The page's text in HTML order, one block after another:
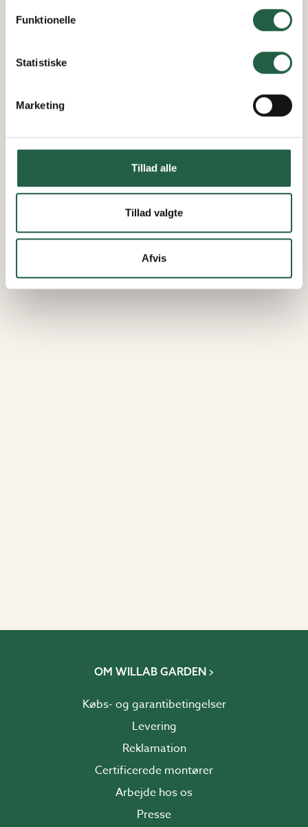
personlige oplysninger
Funktionelle
Statistiske
Marketing
Tillad alle
Tillad valgte
Afvis
OM WILLAB GARDEN
Købs- og garantibetingelser
Levering
Reklamation
Certificerede montører
Arbejde hos os
Presse